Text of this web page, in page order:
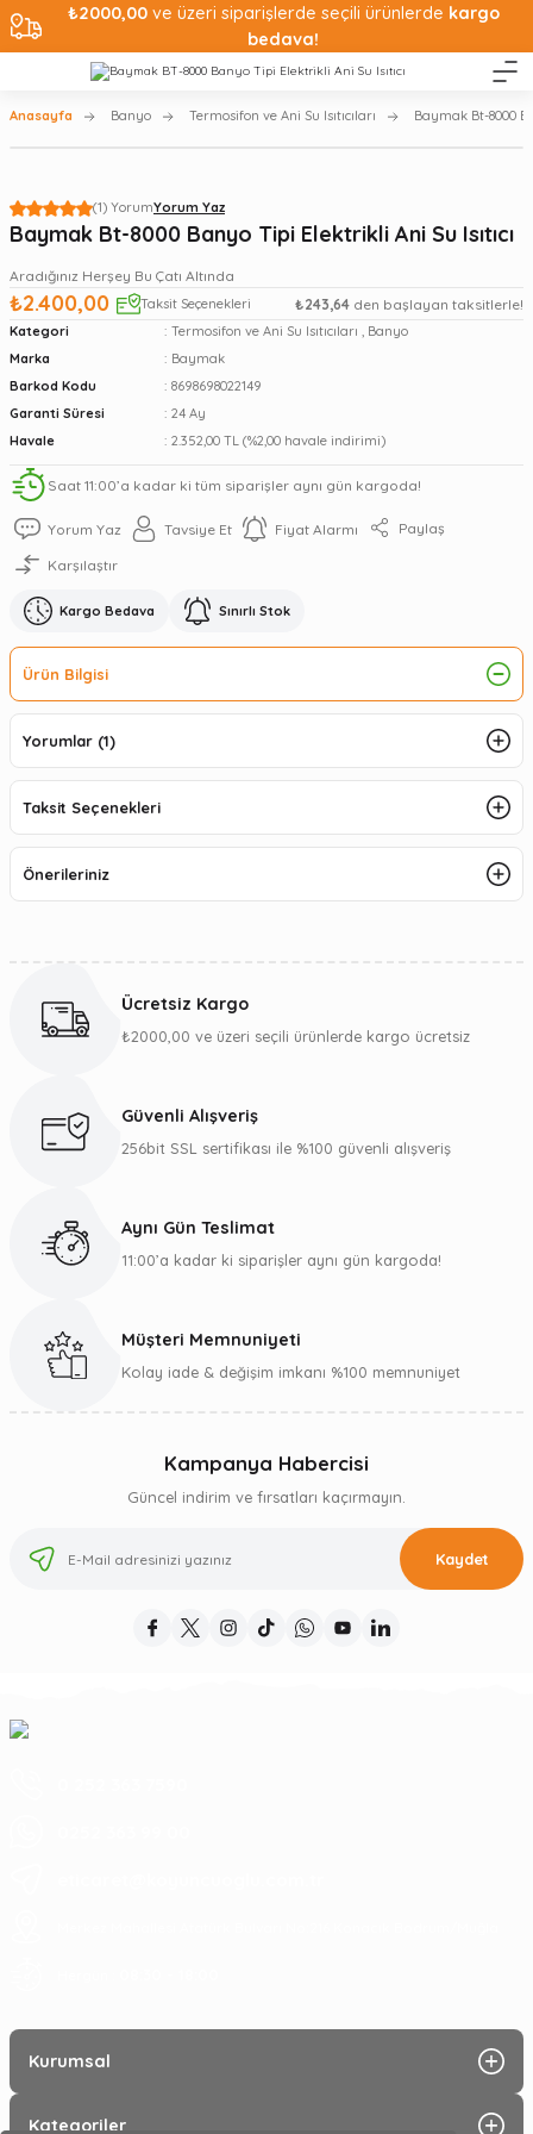
₺2000,00ve üzeri siparişlerde seçili ürünlerde kargo
bedava!
Anasayfa Banyo Termosifon ve Ani Su Isıtıcıları Baymak Bt-8000
(1) YorumYorum Yaz
Baymak Bt-8000 Banyo Tipi Elektrikli Ani Su Isıtıcı
Aradığınız Herşey Bu Çatı Altında
₺2.400,00 Taksit Seçenekleri ₺243,64 den başlayan taksitlerle!
Kategori Termosifon ve Ani Su Isıtıcıları , Banyo
Marka
Baymak
Barkod Kodu
8698698022149
Garanti Süresi
24 Ay
Havale
2.352,00 TL (%2,00 havale indirimi)
Saat 11:00’a kadar ki tüm siparişler aynı gün kargoda!
Yorum Yaz Tavsiye Et Fiyat Alarmı Paylaş
Karşılaştır
Kargo Bedava Sınırlı Stok
Ürün Bilgisi
Yorumlar (1)
Taksit Seçenekleri
Önerileriniz
Ücretsiz Kargo
₺2000,00 ve üzeri seçili ürünlerde kargo ücretsiz
Güvenli Alışveriş
256bit SSL sertifikası ile %100 güvenli alışveriş
Aynı Gün Teslimat
11:00’a kadar ki siparişler aynı gün kargoda!
Müşteri Memnuniyeti
Kolay iade & değişim imkanı %100 memnuniyet
Kampanya Habercisi
Güncel indirim ve fırsatları kaçırmayın.
Kaydet
Kurumsal
Kategoriler